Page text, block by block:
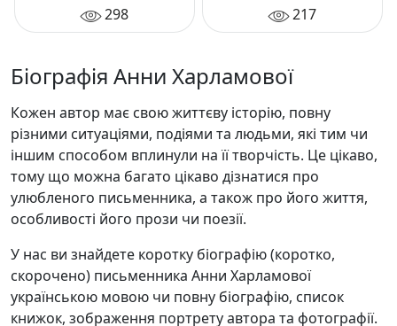
298 217
Біографія Анни Харламової
Кожен автор має свою життєву історію, повну
різними ситуаціями, подіями та людьми, які тим чи
іншим способом вплинули на її творчість. Це цікаво,
тому що можна багато цікаво дізнатися про
улюбленого письменника, а також про його життя,
особливості його прози чи поезії.
У нас ви знайдете коротку біографію (коротко,
скорочено) письменника Анни Харламової
українською мовою чи повну біографію, список
книжок, зображення портрету автора та фотографії.